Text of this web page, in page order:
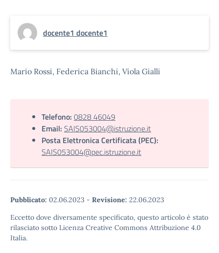
docente1 docente1
Mario Rossi, Federica Bianchi, Viola Gialli
Telefono: 0828 46049
Email: SAIS053004@istruzione.it
Posta Elettronica Certificata (PEC):
SAIS053004@pec.istruzione.it
Pubblicato: 02.06.2023 - Revisione: 22.06.2023
Eccetto dove diversamente specificato, questo articolo è stato
rilasciato sotto Licenza Creative Commons Attribuzione 4.0
Italia.